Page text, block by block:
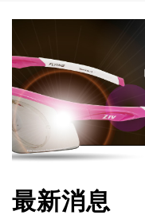
最新消息